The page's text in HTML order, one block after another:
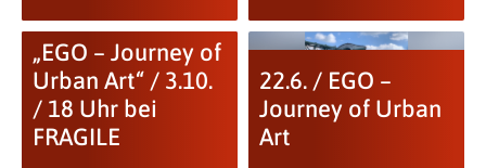
„EGO – Journey of
Urban Art“ / 3.10.
/ 18 Uhr bei
FRAGILE
22.6. / EGO –
Journey of Urban
Art